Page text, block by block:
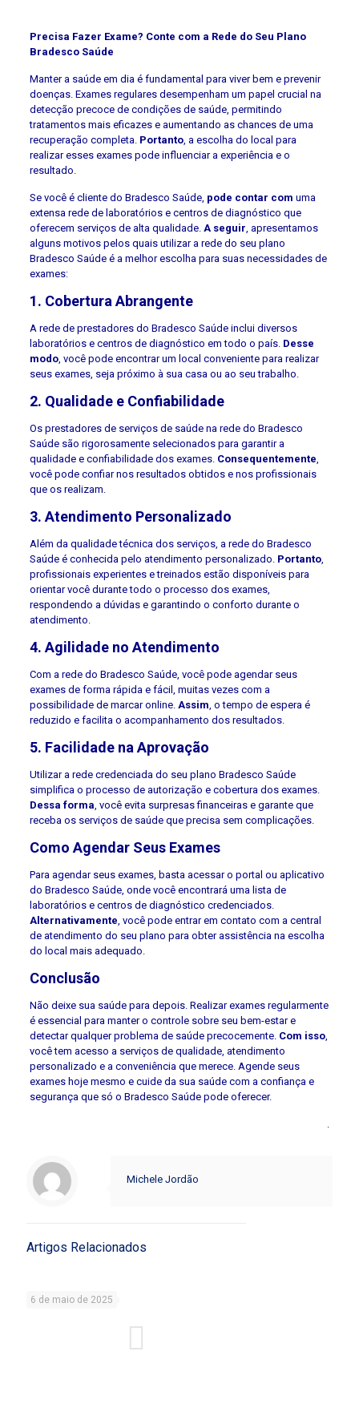
Precisa Fazer Exame? Conte com a Rede do Seu Plano
Bradesco Saúde
Manter a saúde em dia é fundamental para viver bem e prevenir
doenças. Exames regulares desempenham um papel crucial na
detecção precoce de condições de saúde, permitindo
tratamentos mais eficazes e aumentando as chances de uma
recuperação completa. Portanto, a escolha do local para
realizar esses exames pode influenciar a experiência e o
resultado.
Se você é cliente do Bradesco Saúde, pode contar com uma
extensa rede de laboratórios e centros de diagnóstico que
oferecem serviços de alta qualidade. A seguir , apresentamos
alguns motivos pelos quais utilizar a rede do seu plano
Bradesco Saúde é a melhor escolha para suas necessidades de
exames:
1. Cobertura Abrangente
A rede de prestadores do Bradesco Saúde inclui diversos
laboratórios e centros de diagnóstico em todo o país. Desse
modo, você pode encontrar um local conveniente para realizar
seus exames, seja próximo à sua casa ou ao seu trabalho.
2. Qualidade e Confiabilidade
Os prestadores de serviços de saúde na rede do Bradesco
Saúde são rigorosamente selecionados para garantir a
qualidade e confiabilidade dos exames. Consequentemente
você pode confiar nos resultados obtidos e nos profissionais
que os realizam.
3. Atendimento Personalizado
Além da qualidade técnica dos serviços, a rede do Bradesco
Saúde é conhecida pelo atendimento personalizado. Portanto,
profissionais experientes e treinados estão disponíveis para
orientar você durante todo o processo dos exames,
respondendo a dúvidas e garantindo o conforto durante o
atendimento.
4. Agilidade no Atendimento
Com a rede do Bradesco Saúde, você pode agendar seus
exames de forma rápida e fácil, muitas vezes com a
possibilidade de marcar online. Assim , o tempo de espera é
reduzido e facilita o acompanhamento dos resultados.
5. Facilidade na Aprovação
Utilizar a rede credenciada do seu plano Bradesco Saúde
simplifica o processo de autorização e cobertura dos exames.
Dessa forma , você evita surpresas financeiras e garante que
receba os serviços de saúde que precisa sem complicações.
Como Agendar Seus Exames
Para agendar seus exames, basta acessar o portal ou aplicativo
do Bradesco Saúde, onde você encontrará uma lista de
laboratórios e centros de diagnóstico credenciados.
Alternativamente , você pode entrar em contato com a central
de atendimento do seu plano para obter assistência na escolha
do local mais adequado.
Conclusão
Não deixe sua saúde para depois. Realizar exames regularmente
é essencial para manter o controle sobre seu bem-estar e
detectar qualquer problema de saúde precocemente. Com isso,
você tem acesso a serviços de qualidade, atendimento
personalizado e a conveniência que merece. Agende seus
exames hoje mesmo e cuide da sua saúde com a confiança e
segurança que só o Bradesco Saúde pode oferecer.
Michele Jordão
Artigos Relacionados
6 de maio de 2025